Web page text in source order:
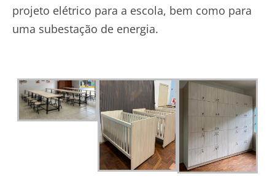
projeto elétrico para a escola, bem como para
uma subestação de energia.